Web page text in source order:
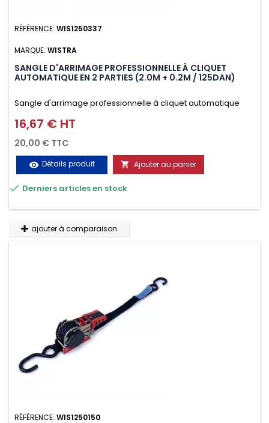
RÉFÉRENCE: WIS1250337
MARQUE: WISTRA
SANGLE D'ARRIMAGE PROFESSIONNELLE À CLIQUET
AUTOMATIQUE EN 2 PARTIES (2.0M + 0.2M / 125DAN)
Sangle d'arrimage professionnelle à cliquet automatique
avec crochet deux doigts soudés en J en 2 parties (2.0M +
0.2M / 125daN), simple et rapide d'utilisation. Permet
d'arrimer et de sécuriser vos chargements pendant le
transport. Matière polyester très résistante aux UV et aux
variations de températures, n'absorbe pas l'eau.
Prix
16,67 € HT
20,00 € TTC
visibility Détails produit  Ajouter au panier
 Derniers articles en stock
ajouter à comparaison
RÉFÉRENCE: WIS1250150